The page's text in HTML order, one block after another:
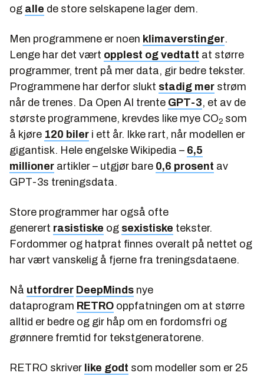
og alle de store selskapene lager dem.
Men programmene er noen klimaverstinger.
Lenge har det vært opplest og vedtatt at større
programmer, trent på mer data, gir bedre tekster.
Programmene har derfor slukt stadig mer strøm
når de trenes. Da Open AI trente GPT-3, et av de
største programmene, krevdes like mye CO2 som
å kjøre 120 biler i ett år. Ikke rart, når modellen er
gigantisk. Hele engelske Wikipedia – 6,5
millioner artikler – utgjør bare 0,6 prosent av
GPT-3s treningsdata.
Store programmer har også ofte
generert rasistiske og sexistiske tekster.
Fordommer og hatprat finnes overalt på nettet og
har vært vanskelig å fjerne fra treningsdataene.
Nå utfordrer DeepMinds nye
dataprogram RETRO oppfatningen om at større
alltid er bedre og gir håp om en fordomsfri og
grønnere fremtid for tekstgeneratorene.
RETRO skriver like godt som modeller som er 25